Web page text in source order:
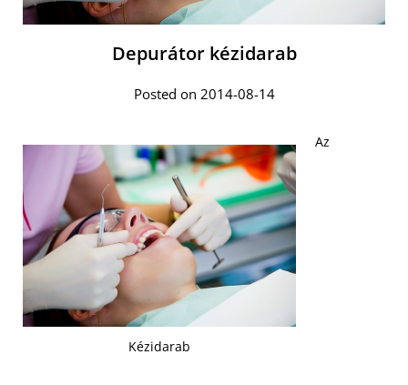
Depurátor kézidarab
Posted on 2014-08-14
Kézidarab
Az